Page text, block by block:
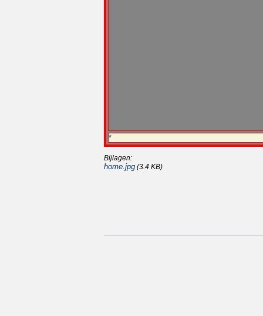
*
Bijlagen:
home.jpg (3.4 KB)